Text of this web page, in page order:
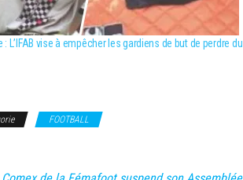
: L’IFAB vise à empêcher les gardiens de but de perdre du
FOOTBALL